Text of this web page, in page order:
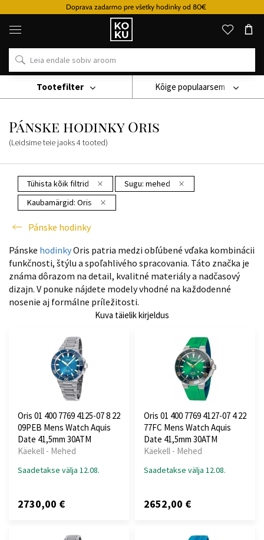
Doprava zadarmo pre všetky hodinky od 80€
Originaalsed
parfüümid
kellad
ühes
Käekell Pánske Hodinky Pánske Hodinky Oris
Pánske hodinky Oris
(Leidsime teie jaoks4tooted)
Kõige populaarsem
Tühista kõik filtrid Sugu: mehed
Kaubamärgid: Oris
Pánske hodinky
Tootefilter
Pánske hodinkyOris patria medzi obľúbené vďaka kombinácii
funkčnosti, štýlu a spoľahlivého spracovania. Táto značka je
známa dôrazom na detail, kvalitné materiály a nadčasový
dizajn. V ponuke nájdete modely vhodné na každodenné
nosenie aj formálne príležitosti.
Kuva täielik kirjeldus
Oris 01 400 7769 4125-07 8 22
09PEB Mens Watch Aquis
Date 41,5mm 30ATM
Käekell - Mehed
Saadetakse välja 12.08.
2730,00 €
Oris 01 400 7769 4127-07 4 22
77FC Mens Watch Aquis
Date 41,5mm 30ATM
Käekell - Mehed
Saadetakse välja 12.08.
2652,00 €